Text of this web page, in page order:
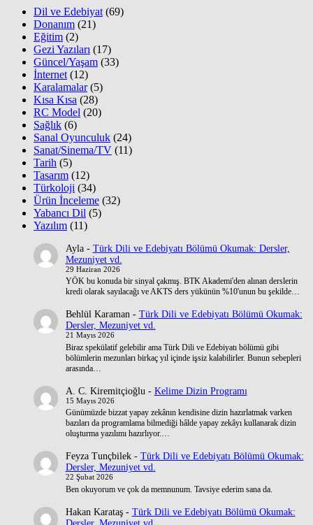
Dil ve Edebiyat (69)
Donanım (21)
Eğitim (2)
Gezi Yazıları (17)
Güncel/Yaşam (33)
İnternet (12)
Karalamalar(5)
Kısa Kısa (28)
RC Model (20)
Sağlık (6)
Sanal Oyunculuk (24)
Sanat/Sinema/TV (11)
Tarih (5)
Tasarım (12)
Türkoloji (34)
Ürün İnceleme (32)
Yabancı Dil (5)
Yazılım (11)
Ayla- Türk Dili ve Edebiyatı Bölümü Okumak: Dersler,
Mezuniyet vd.
29 Haziran 2026
YÖK bu konuda bir sinyal çakmış. BTK Akademi'den alınan derslerin
kredi olarak sayılacağı ve AKTS ders yükünün %10'unun bu şekilde…
Behlül Karaman- Türk Dili ve Edebiyatı Bölümü Okumak:
Dersler, Mezuniyet vd.
21 Mayıs 2026
Biraz spekülatif gelebilir ama Türk Dili ve Edebiyatı bölümü gibi
bölümlerin mezunları birkaç yıl içinde işsiz kalabilirler. Bunun sebepleri
arasında…
A. C. Kiremitçioğlu - Kelime Dizin Programı
15 Mayıs 2026
Günümüzde bizzat yapay zekânın kendisine dizin hazırlatmak varken
bazıları da programlama bilmediği hâlde yapay zekâyı kullanarak dizin
oluşturma yazılımı hazırlıyor.…
Feyza Tunçbilek- Türk Dili ve Edebiyatı Bölümü Okumak:
Dersler, Mezuniyet vd.
22 Şubat 2026
Ben okuyorum ve çok da memnunum. Tavsiye ederim sana da.
Hakan Karataş- Türk Dili ve Edebiyatı Bölümü Okumak: